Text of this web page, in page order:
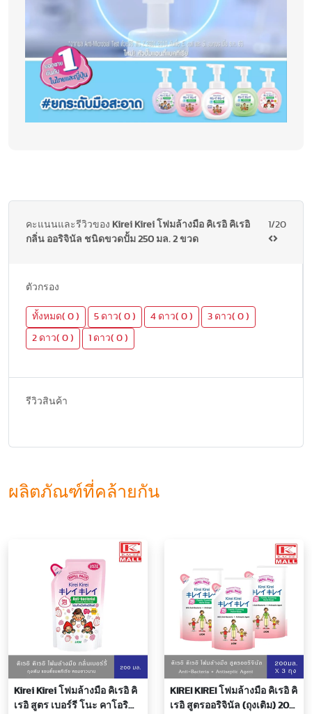
คะแนนและรีวิวของ Kirei Kirei โฟมล้างมือ คิเรอิ คิเรอิ
กลิ่น ออริจินัล ชนิดขวดปั้ม 250 มล. 2 ขวด
1/20
ตัวกรอง
ทั้งหมด( 0 ) 5 ดาว( 0 ) 4 ดาว( 0 ) 3 ดาว( 0 )
2 ดาว( 0 ) 1 ดาว( 0 )
รีวิวสินค้า
ผลิตภัณฑ์ที่คล้ายกัน
Kirei Kirei โฟมล้างมือ คิเรอิ คิ
เรอิ สูตร เบอร์รี โนะ คาโอริ
KIREI KIREI โฟมล้างมือ คิเรอิ คิ
เรอิ สูตรออริจินัล (ถุงเติม) 200